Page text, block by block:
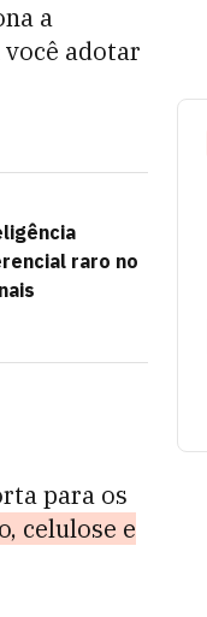
a
adotar
raro no
para os
celulose e